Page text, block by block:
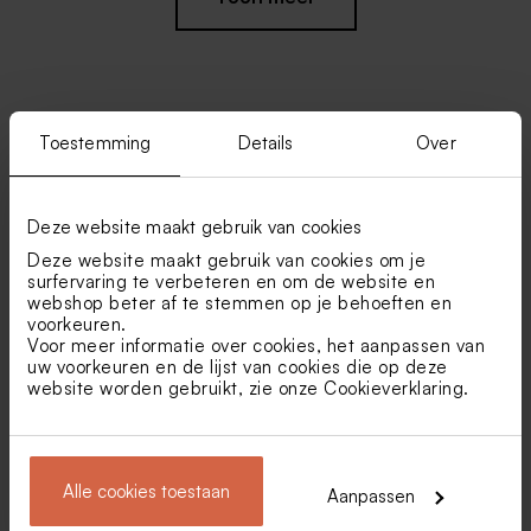
Toestemming Details Over
Deze website maakt gebruik van cookies
Deze website maakt gebruik van cookies om je
surfervaring te verbeteren en om de website en
webshop beter af te stemmen op je behoeften en
voorkeuren.
Voor meer informatie over cookies, het aanpassen van
uw voorkeuren en de lijst van cookies die op deze
website worden gebruikt, zie onze Cookieverklaring.
Alle cookies toestaan Aanpassen
met roze suède strik
Ambachtelijk rond zeepje
De Bock lentilles marmer
goud 1kg (± 1120 stuks)
Vind je misschien ook leuk
Chique receptiekaartje met
Receptiekaartje met vintage